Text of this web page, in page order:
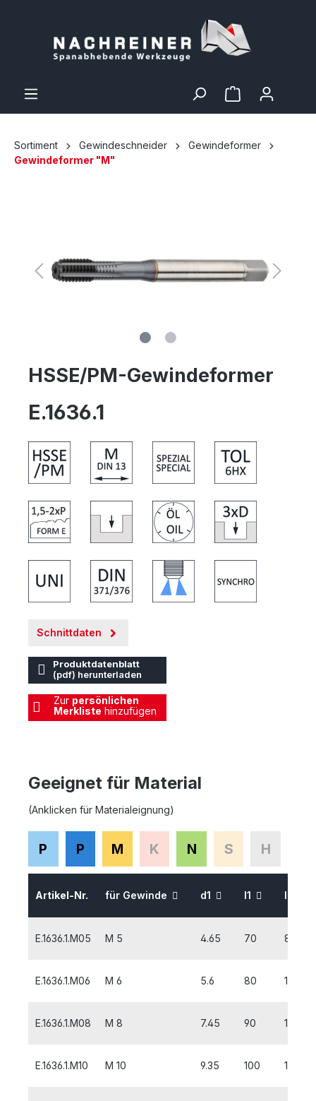
Sortiment Gewindeschneider
Gewindeformer
Gewindeformer "M"
HSSE/PM-Gewindeformer
E.1636.1
Schnittdaten
Produktdatenblatt
(pdf) herunterladen
Zur persönlichen
Merkliste hinzufügen
Geeignet für Material
(Anklicken für Materialeignung)
P P M K N S H
Artikel-Nr. für Gewinde d1 l1 l2
E.1636.1.M05 M 5 4.65 70 8
E.1636.1.M06 M 6 5.6 80 10
E.1636.1.M08 M 8 7.45 90 13
E.1636.1.M10 M 10 9.35 100 15